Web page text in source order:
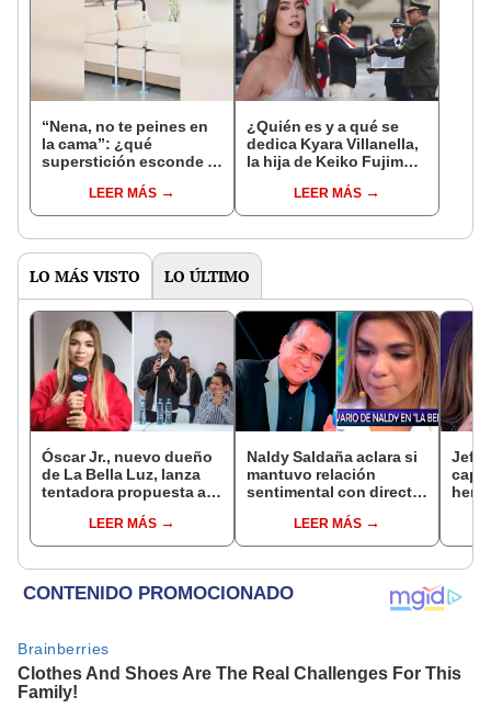
“Nena, no te peines en
la cama”: ¿qué
superstición esconde la
Enanitos Verdes?
LEER MÁS
¿Quién es y a qué se
dedica Kyara Villanella,
la hija de Keiko Fujimori
nivel nacional?
LEER MÁS
LO MÁS VISTO LO ÚLTIMO
Óscar Jr., nuevo dueño
de La Bella Luz, lanza
tentadora propuesta a
denuncia por
tocamientos: “Va a
LEER MÁS
Naldy Saldaña aclara si
mantuvo relación
sentimental con director
denunciarlo por
tocamientos: “Me
LEER MÁS